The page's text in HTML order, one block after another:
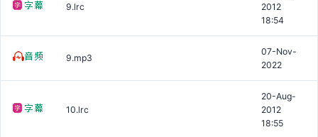
9.lrc
2012
18:54
9.mp3
07-Nov-
2022
10.lrc
20-Aug-
2012
18:55